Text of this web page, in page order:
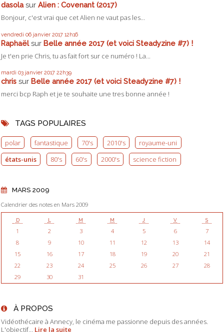
dasolasur Alien : Covenant (2017)
Bonjour, c'est vrai que cet Alien ne vaut pas les...
vendredi 06 janvier 2017 12h16
Raphaëlsur Belle année 2017 (et voici Steadyzine #7) !
Je t'en prie Chris, tu as fait fort sur ce numéro ! La...
mardi 03 janvier 2017 22h39
chris sur Belle année 2017 (et voici Steadyzine #7) !
merci bcp Raph et je te souhaite une tres bonne année !
TAGS POPULAIRES
polar fantastique 70's 2010's
royaume-uni
états-unis
80's 60's 2000's science fiction
MARS 2009
Calendrier des notes en Mars 2009
D L M M J V S
1 2 3 4 5 6
7
8
9 10 11 12 13
14
15
16 17 18 19 20
21
22
23 24 25 26 27
28
29
30 31
À PROPOS
Vidéothécaire à Annecy, le cinéma me passionne depuis des années.
L'objectif... Lire la suite